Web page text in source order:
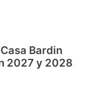
Bardin
2027 y 2028